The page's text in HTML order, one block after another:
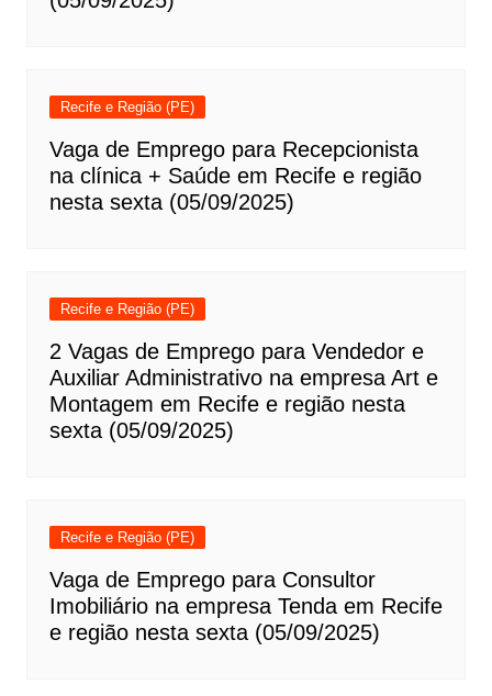
Recife e Região (PE)
Vaga de Emprego para Recepcionista
na clínica + Saúde em Recife e região
nesta sexta (05/09/2025)
Recife e Região (PE)
2 Vagas de Emprego para Vendedor e
Auxiliar Administrativo na empresa Art e
Montagem em Recife e região nesta
sexta (05/09/2025)
Recife e Região (PE)
Vaga de Emprego para Consultor
Imobiliário na empresa Tenda em Recife
e região nesta sexta (05/09/2025)